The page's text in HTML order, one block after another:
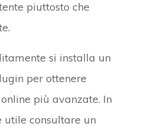
piuttosto che
si installa un
per ottenere
più avanzate. In
utile consultare un